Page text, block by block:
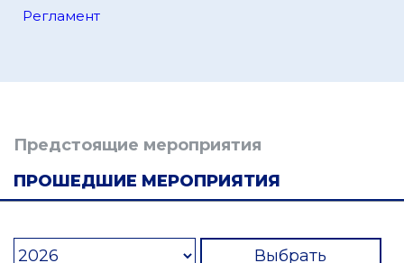
Регламент
Предстоящие мероприятия
ПРОШЕДШИЕ МЕРОПРИЯТИЯ
Выбрать